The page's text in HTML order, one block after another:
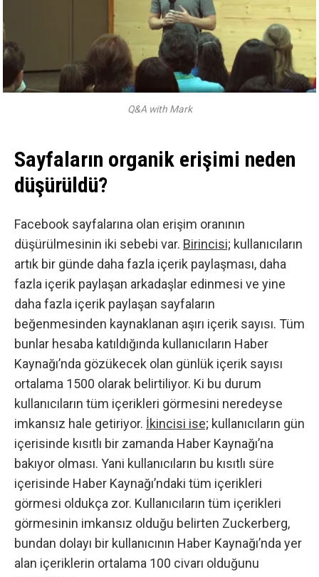
Q&A with Mark
Sayfaların organik erişimi neden
düşürüldü?
Facebook sayfalarına olan erişim oranının
düşürülmesinin iki sebebi var. Birincisi; kullanıcıların
artık bir günde daha fazla içerik paylaşması, daha
fazla içerik paylaşan arkadaşlar edinmesi ve yine
daha fazla içerik paylaşan sayfaların
beğenmesinden kaynaklanan aşırı içerik sayısı. Tüm
bunlar hesaba katıldığında kullanıcıların Haber
Kaynağı’nda gözükecek olan günlük içerik sayısı
ortalama 1500 olarak belirtiliyor. Ki bu durum
kullanıcıların tüm içerikleri görmesini neredeyse
imkansız hale getiriyor. İkincisi ise; kullanıcıların gün
içerisinde kısıtlı bir zamanda Haber Kaynağı’na
bakıyor olması. Yani kullanıcıların bu kısıtlı süre
içerisinde Haber Kaynağı’ndaki tüm içerikleri
görmesi oldukça zor. Kullanıcıların tüm içerikleri
görmesinin imkansız olduğu belirten Zuckerberg,
bundan dolayı bir kullanıcının Haber Kaynağı’nda yer
alan içeriklerin ortalama 100 civarı olduğunu